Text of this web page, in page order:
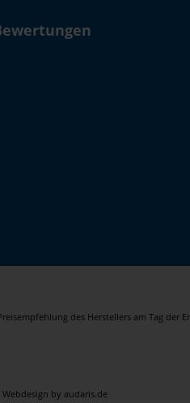
des Herstellers am Tag der
Webdesign by audaris.de